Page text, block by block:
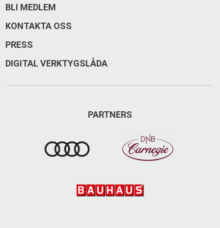
BLI MEDLEM
KONTAKTA OSS
PRESS
DIGITAL VERKTYGSLÅDA
PARTNERS